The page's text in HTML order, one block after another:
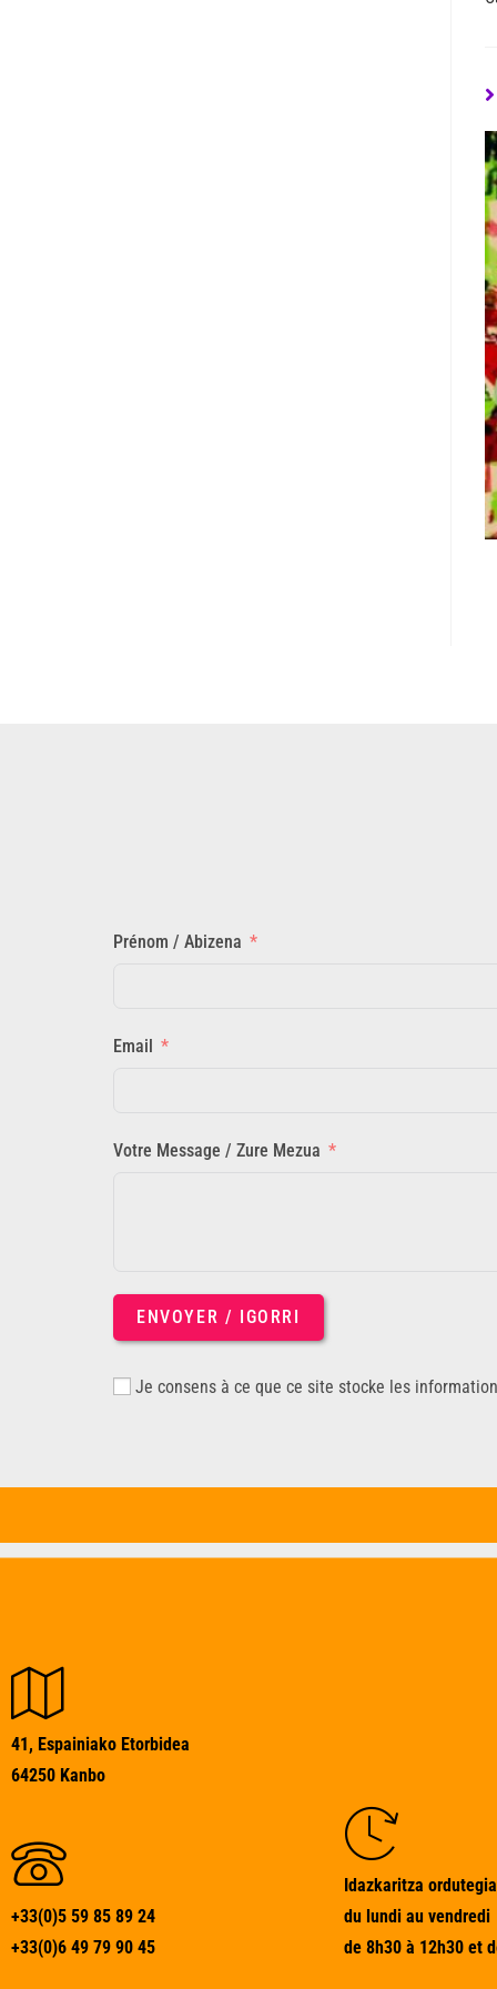
Prénom / Abizena
Email
Votre Message / Zure Mezua
ENVOYER / IGORRI
Je consens à ce que ce site stocke les
41, Espainiako Etorbidea
64250 Kanbo
+33(0)5 59 85 89 24
+33(0)6 49 79 90 45
Idazkaritza
du lundi au vendredi
de 8h30 à 12h30 et